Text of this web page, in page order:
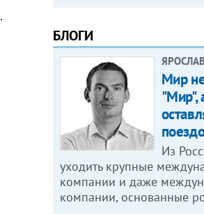
.
БЛОГИ
Мир
"Мир",
Из
уходить крупные
компании и даже
компании, основанные